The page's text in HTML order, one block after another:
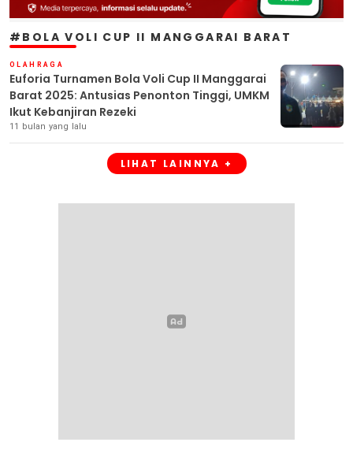
#BOLA VOLI CUP II MANGGARAI BARAT
OLAHRAGA
Euforia Turnamen Bola Voli Cup II Manggarai
Barat 2025: Antusias Penonton Tinggi, UMKM
Ikut Kebanjiran Rezeki
11 bulan yang lalu
LIHAT LAINNYA +